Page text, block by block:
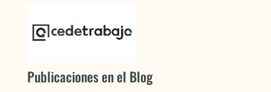
Publicaciones en el Blog